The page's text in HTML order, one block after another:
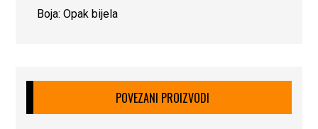
Boja: Opak bijela
POVEZANI PROIZVODI